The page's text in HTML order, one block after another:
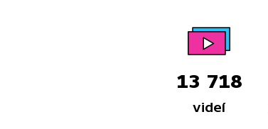
13 718
videí